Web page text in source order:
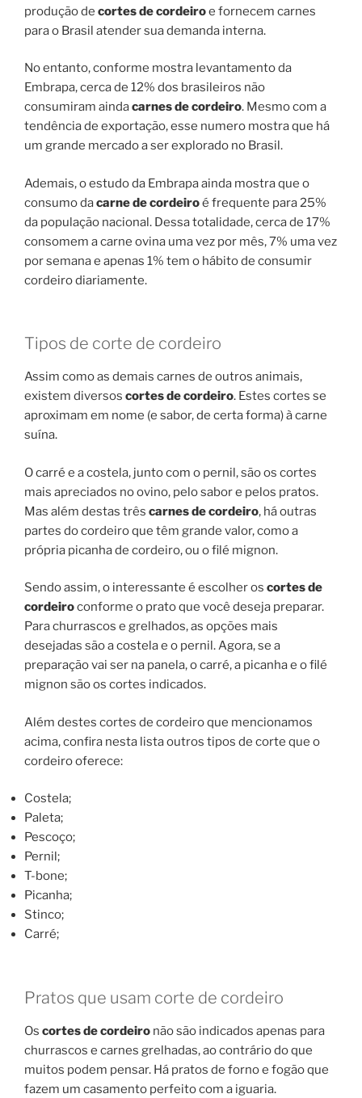
produção de cortes de cordeiroe fornecem carnes
para o Brasil atender sua demanda interna.
No entanto, conforme mostra levantamento da
Embrapa, cerca de 12% dos brasileiros não
consumiram aindacarnes de cordeiro. Mesmo com a
tendência de exportação, esse numero mostra que há
um grande mercado a ser explorado no Brasil.
Ademais, o estudo da Embrapa ainda mostra que o
consumo dacarne de cordeiroé frequente para 25%
da população nacional. Dessa totalidade, cerca de 17%
consomem a carne ovina uma vez por mês, 7% uma vez
por semana e apenas 1% tem o hábito de consumir
cordeiro diariamente.
Tipos de corte de cordeiro
Assim como as demais carnes de outros animais,
existem diversos cortes de cordeiro. Estes cortes se
aproximam em nome (e sabor, de certa forma) à carne
suína.
O carré e a costela, junto com o pernil, são os cortes
mais apreciados no ovino, pelo sabor e pelos pratos.
Mas além destas três carnes de cordeiro, há outras
partes do cordeiro que têm grande valor, como a
própria picanha de cordeiro, ou o filé mignon.
Sendo assim, o interessante é escolher os cortes de
cordeiroconforme o prato que você deseja preparar.
Para churrascos e grelhados, as opções mais
desejadas são a costela e o pernil. Agora, se a
preparação vai ser na panela, o carré, a picanha e o filé
mignon são os cortes indicados.
Além destes cortes de cordeiro que mencionamos
acima, confira nesta lista outros tipos de corte que o
cordeiro oferece:
Costela;
Paleta;
Pescoço;
Pernil;
T-bone;
Picanha;
Stinco;
Carré;
Pratos que usam corte de cordeiro
Os cortes de cordeiro não são indicados apenas para
churrascos e carnes grelhadas, ao contrário do que
muitos podem pensar. Há pratos de forno e fogão que
fazem um casamento perfeito com a iguaria.